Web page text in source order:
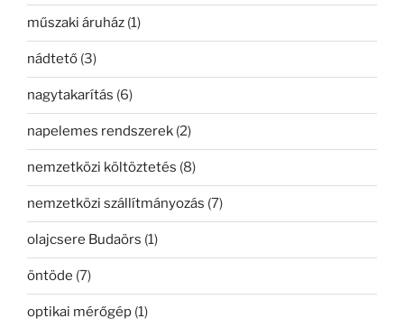
műszaki áruház (1)
nádtető (3)
nagytakarítás (6)
napelemes rendszerek (2)
nemzetközi költöztetés (8)
nemzetközi szállítmányozás (7)
olajcsere Budaörs (1)
öntöde (7)
optikai mérőgép (1)